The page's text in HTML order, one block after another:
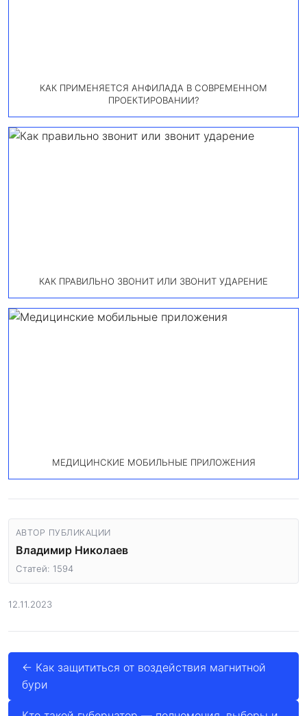
КАК ПРИМЕНЯЕТСЯ АНФИЛАДА В СОВРЕМЕННОМ
ПРОЕКТИРОВАНИИ?
КАК ПРАВИЛЬНО ЗВОНИТ ИЛИ ЗВОНИТ УДАРЕНИЕ
МЕДИЦИНСКИЕ МОБИЛЬНЫЕ ПРИЛОЖЕНИЯ
АВТОР ПУБЛИКАЦИИ
Владимир Николаев
Статей: 1594
12.11.2023
← Как защититься от воздействия магнитной
бури